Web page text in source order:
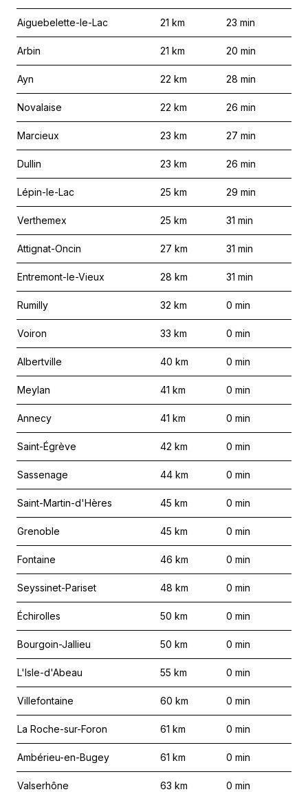
Aiguebelette-le-Lac 21 km 23 min
Arbin 21 km 20 min
Ayn 22 km 28 min
Novalaise 22 km 26 min
Marcieux 23 km 27 min
Dullin 23 km 26 min
Lépin-le-Lac 25 km 29 min
Verthemex 25 km 31 min
Attignat-Oncin 27 km 31 min
Entremont-le-Vieux 28 km 31 min
Rumilly 32 km 0 min
Voiron 33 km 0 min
Albertville 40 km 0 min
Meylan 41 km 0 min
Annecy 41 km 0 min
Saint-Égrève 42 km 0 min
Sassenage 44 km 0 min
Saint-Martin-d'Hères 45 km 0 min
Grenoble 45 km 0 min
Fontaine 46 km 0 min
Seyssinet-Pariset 48 km 0 min
Échirolles 50 km 0 min
Bourgoin-Jallieu 50 km 0 min
L'Isle-d'Abeau 55 km 0 min
Villefontaine 60 km 0 min
La Roche-sur-Foron 61 km 0 min
Ambérieu-en-Bugey 61 km 0 min
Valserhône 63 km 0 min